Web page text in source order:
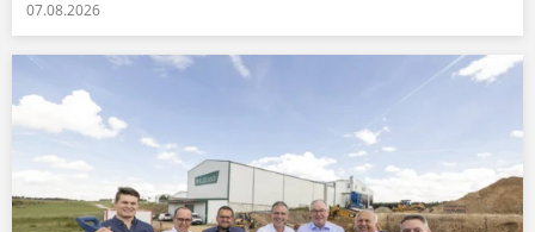
07.08.2026